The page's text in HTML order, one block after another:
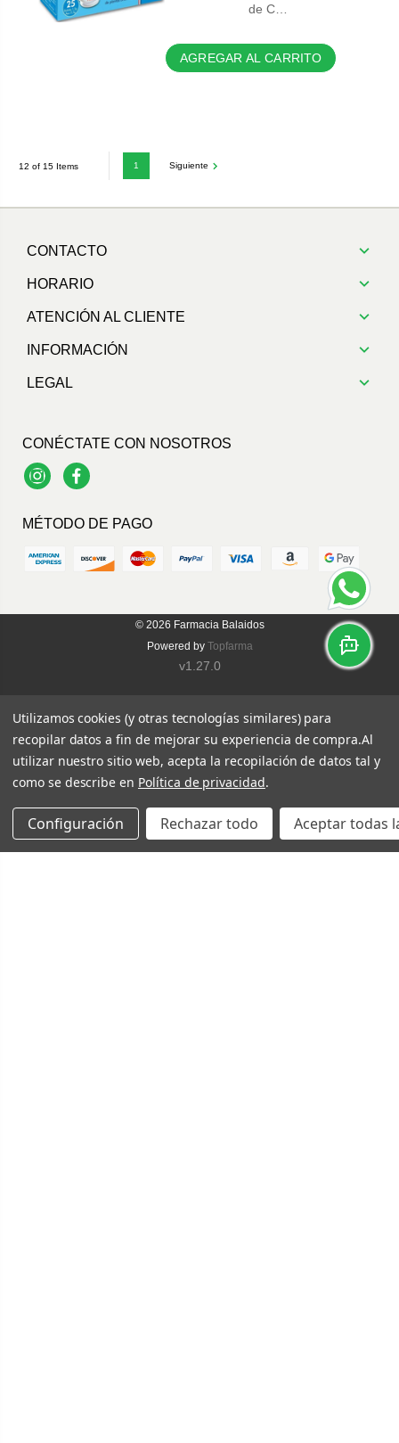
de C…
AGREGAR AL CARRITO
12 of 15 Items 1 Siguiente
CONTACTO
HORARIO
ATENCIÓN AL CLIENTE
INFORMACIÓN
LEGAL
CONÉCTATE CON NOSOTROS
InstagramFacebook
MÉTODO DE PAGO
© 2026 Farmacia Balaidos
Powered by Topfarma
v1.27.0
Utilizamos cookies (y otras tecnologías similares) para
recopilar datos a fin de mejorar su experiencia de compra.Al
utilizar nuestro sitio web, acepta la recopilación de datos tal y
como se describe en Política de privacidad.
Configuración Rechazar todo Aceptar todas